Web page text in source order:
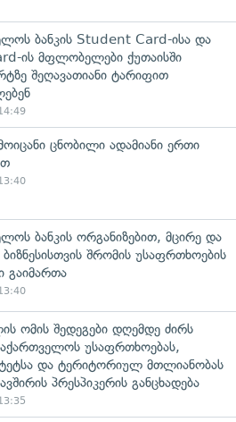
ბანკის Student Card-ისა და
ის მფლობელები ქუთაისში
შეღავათიანი ტარიფით
ცნობილი ადამიანი ერთი
ბანკის ორგანიზებით, მცირე და
შრომის უსაფრთხოების
გაიმართა
ომის შედეგები დღემდე ძირს
უსაფრთხოებას,
და ტერიტორიულ მთლიანობას
პრესპიკერის განცხადება